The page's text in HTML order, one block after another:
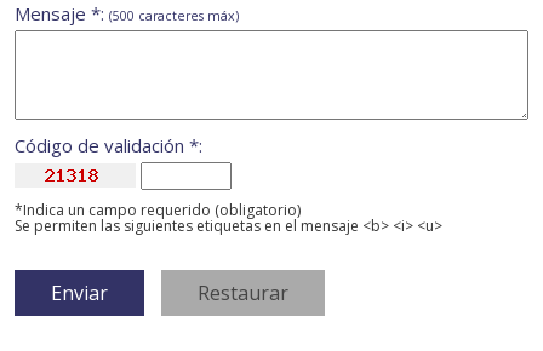
Mensaje *: (500 caracteres máx)
Código de validación *:
*Indica un campo requerido (obligatorio)
Se permiten las siguientes etiquetas en el mensaje <b> <i> <u>